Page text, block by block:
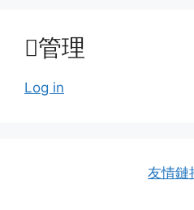
管理
Log in
友情鏈